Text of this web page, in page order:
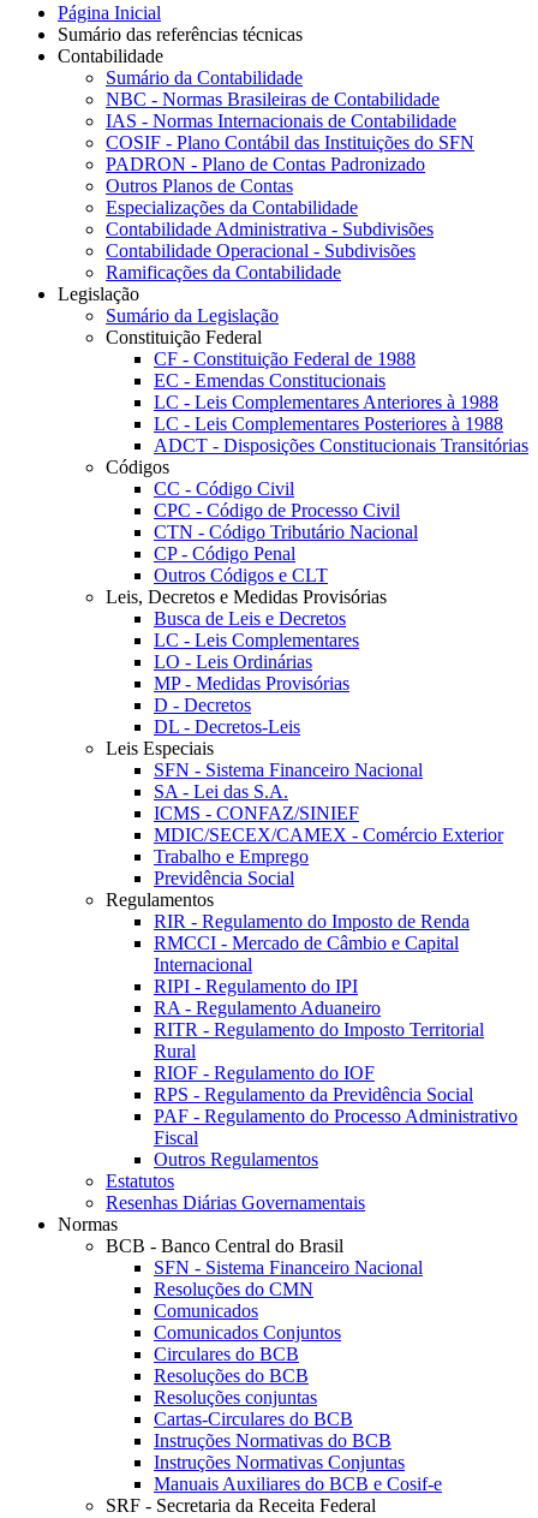
Página Inicial
Sumário das referências técnicas
Contabilidade
Sumário da Contabilidade
NBC - Normas Brasileiras de Contabilidade
IAS - Normas Internacionais de Contabilidade
COSIF - Plano Contábil das Instituições do SFN
PADRON - Plano de Contas Padronizado
Outros Planos de Contas
Especializações da Contabilidade
Contabilidade Administrativa - Subdivisões
Contabilidade Operacional - Subdivisões
Ramificações da Contabilidade
Legislação
Sumário da Legislação
Constituição Federal
CF - Constituição Federal de 1988
EC - Emendas Constitucionais
LC - Leis Complementares Anteriores à 1988
LC - Leis Complementares Posteriores à 1988
ADCT - Disposições Constitucionais Transitórias
Códigos
CC - Código Civil
CPC - Código de Processo Civil
CTN - Código Tributário Nacional
CP - Código Penal
Outros Códigos e CLT
Leis, Decretos e Medidas Provisórias
Busca de Leis e Decretos
LC - Leis Complementares
LO - Leis Ordinárias
MP - Medidas Provisórias
D - Decretos
DL - Decretos-Leis
Leis Especiais
SFN - Sistema Financeiro Nacional
SA - Lei das S.A.
ICMS - CONFAZ/SINIEF
MDIC/SECEX/CAMEX - Comércio Exterior
Trabalho e Emprego
Previdência Social
Regulamentos
RIR - Regulamento do Imposto de Renda
RMCCI - Mercado de Câmbio e Capital
Internacional
RIPI - Regulamento do IPI
RA - Regulamento Aduaneiro
RITR - Regulamento do Imposto Territorial
Rural
RIOF - Regulamento do IOF
RPS - Regulamento da Previdência Social
PAF - Regulamento do Processo Administrativo
Fiscal
Outros Regulamentos
Estatutos
Resenhas Diárias Governamentais
Normas
BCB - Banco Central do Brasil
SFN - Sistema Financeiro Nacional
Resoluções do CMN
Comunicados
Comunicados Conjuntos
Circulares do BCB
Resoluções do BCB
Resoluções conjuntas
Cartas-Circulares do BCB
Instruções Normativas do BCB
Instruções Normativas Conjuntas
Manuais Auxiliares do BCB e Cosif-e
SRF - Secretaria da Receita Federal